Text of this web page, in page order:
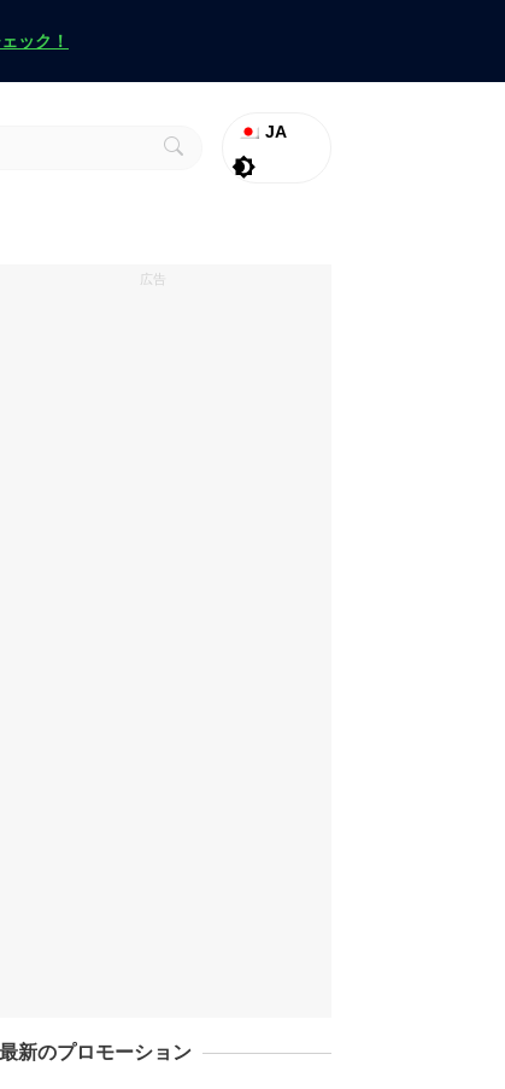
ック！
JA
ヴァロラント
広告
最新のプロモーション